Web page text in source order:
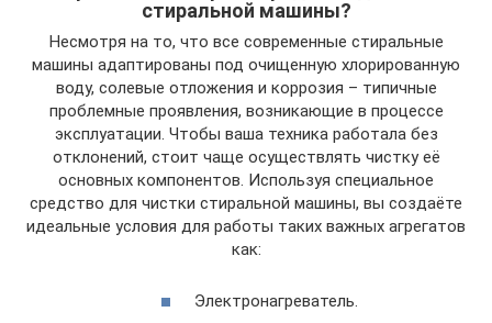
стиральной машины?
Несмотря на то, что все современные стиральные
машины адаптированы под очищенную хлорированную
воду, солевые отложения и коррозия – типичные
проблемные проявления, возникающие в процессе
эксплуатации. Чтобы ваша техника работала без
отклонений, стоит чаще осуществлять чистку её
основных компонентов. Используя специальное
средство для чистки стиральной машины, вы создаёте
идеальные условия для работы таких важных агрегатов
как:
Электронагреватель.